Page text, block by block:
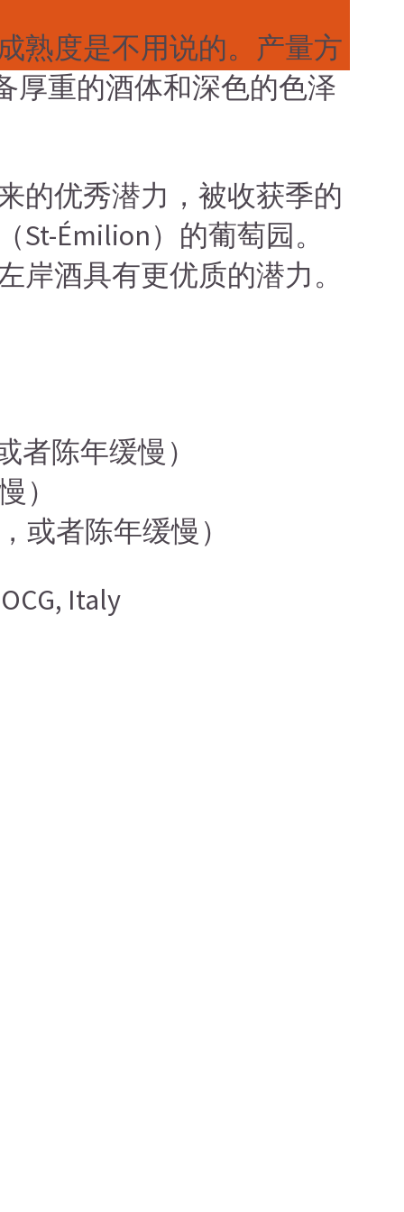
熟度是不用说的。产量方
厚重的酒体和深色的色泽
的优秀潜力，被收获季的
Émilion）的葡萄园。
酒具有更优质的潜力。
者陈年缓慢）
）
或者陈年缓慢）
Italy